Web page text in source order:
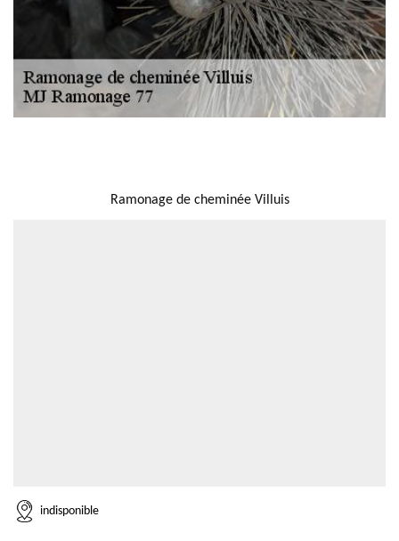
Ramonage de cheminée Villuis
indisponible